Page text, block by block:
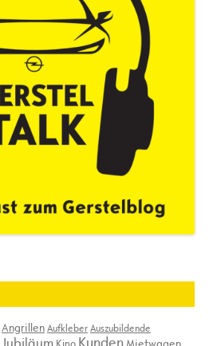
AngrillenAufkleberAuszubildende
Kunden